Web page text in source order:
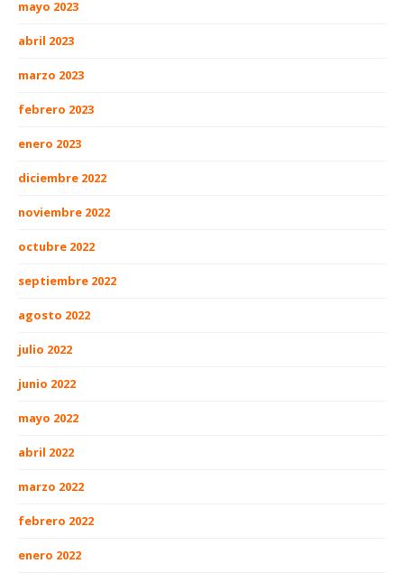
mayo 2023
abril 2023
marzo 2023
febrero 2023
enero 2023
diciembre 2022
noviembre 2022
octubre 2022
septiembre 2022
agosto 2022
julio 2022
junio 2022
mayo 2022
abril 2022
marzo 2022
febrero 2022
enero 2022